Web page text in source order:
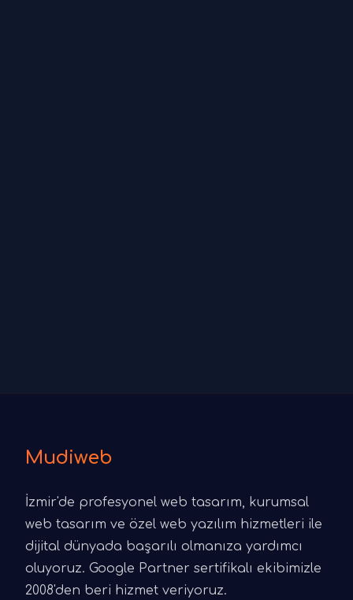
Mudiweb
İzmir'de profesyonel web tasarım, kurumsal
web tasarım ve özel web yazılım hizmetleri ile
dijital dünyada başarılı olmanıza yardımcı
oluyoruz. Google Partner sertifikalı ekibimizle
2008'den beri hizmet veriyoruz.